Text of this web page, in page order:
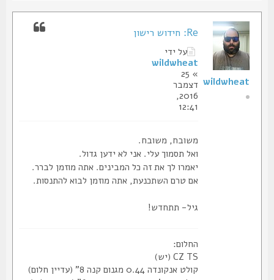
Re: חידוש רישון
על ידי
wildwheat
דצמבר
2016,
משובח, משובח.
ואל תסמוך עלי. אני לא ידען גדול.
יאמרו לך את זה כל המבינים. אתה מוזמן לברר.
אם טרם השתכנעת, אתה מוזמן לבוא להתנסות.
גיל- תתחדש!
החלום:
CZ TS (יש)
קולט אנקונדה 0.44 מגנום קנה 8" (עדיין חלום)
wildwheat